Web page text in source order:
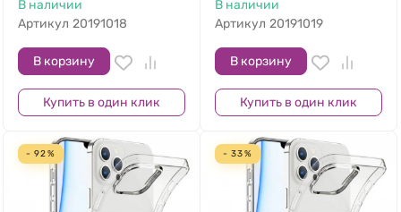
В наличии
Артикул 20191018
В корзину
Купить в один клик
В наличии
Артикул 20191019
В корзину
Купить в один клик
- 92% - 33%